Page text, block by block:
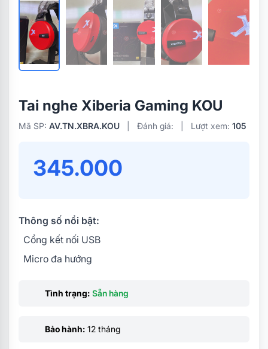
Tai nghe Xiberia Gaming KOU
Mã SP: AV.TN.XBRA.KOU Đánh giá: Lượt xem: 105
345.000
Thông số nổi bật:
Cổng kết nối USB
Micro đa hướng
Tình trạng: Sẵn hàng
Bảo hành: 12 tháng